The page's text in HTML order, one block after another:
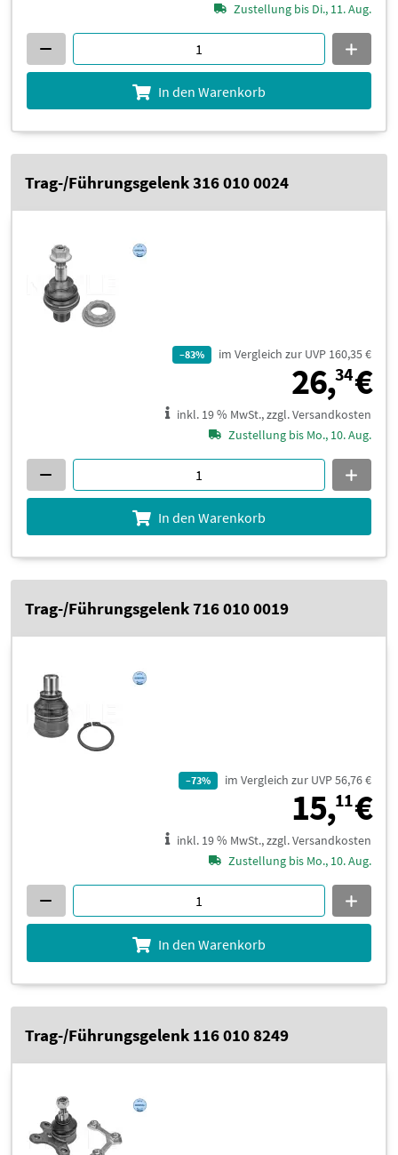
Zustellung bis Di., 11. Aug.
In den Warenkorb
Trag-/Führungsgelenk 316 010 0024
–83% im Vergleich zur UVP 160,35 €
26,34€
inkl. 19 % MwSt., zzgl. Versandkosten
Zustellung bis Mo., 10. Aug.
In den Warenkorb
Trag-/Führungsgelenk 716 010 0019
–73% im Vergleich zur UVP 56,76 €
15,11€
inkl. 19 % MwSt., zzgl. Versandkosten
Zustellung bis Mo., 10. Aug.
In den Warenkorb
Trag-/Führungsgelenk 116 010 8249